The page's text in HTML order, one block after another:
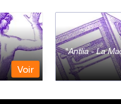
Voir
Antlia - La